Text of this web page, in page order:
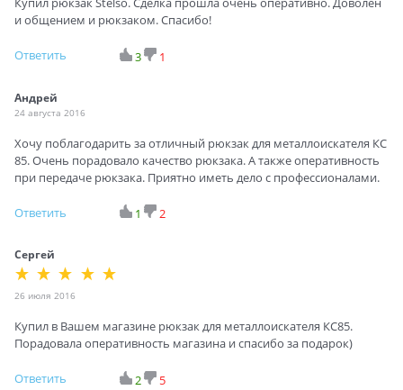
и общением и рюкзаком. Спасибо!
Ответить 3 1
Андрей
24 августа 2016
Хочу поблагодарить за отличный рюкзак для металлоискателя КС
85. Очень порадовало качество рюкзака. А также оперативность
при передаче рюкзака. Приятно иметь дело с профессионалами.
Ответить 1 2
Сергей
26 июля 2016
Купил в Вашем магазине рюкзак для металлоискателя КС85.
Порадовала оперативность магазина и спасибо за подарок)
Ответить 2 5